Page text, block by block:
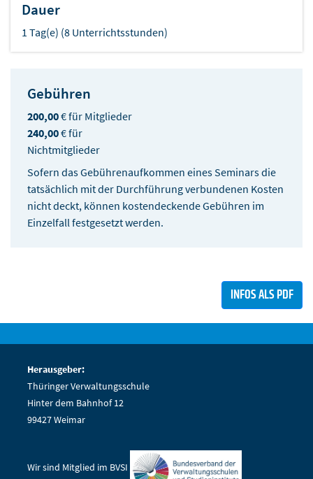
Dauer
1 Tag(e) (8 Unterrichtsstunden)
Gebühren
200,00€ für Mitglieder
240,00€ für
Nichtmitglieder
Sofern das Gebührenaufkommen eines Seminars die
tatsächlich mit der Durchführung verbundenen Kosten
nicht deckt, können kostendeckende Gebühren im
Einzelfall festgesetzt werden.
INFOS ALS PDF
Herausgeber:
Thüringer Verwaltungsschule
Hinter dem Bahnhof 12
99427 Weimar
Wir sind Mitglied im BVSI